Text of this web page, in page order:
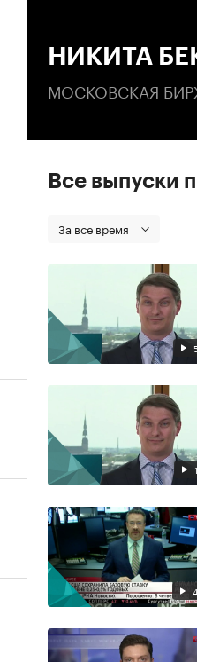
НИКИТА
МОСКОВСКАЯ
Все выпуски
За все время